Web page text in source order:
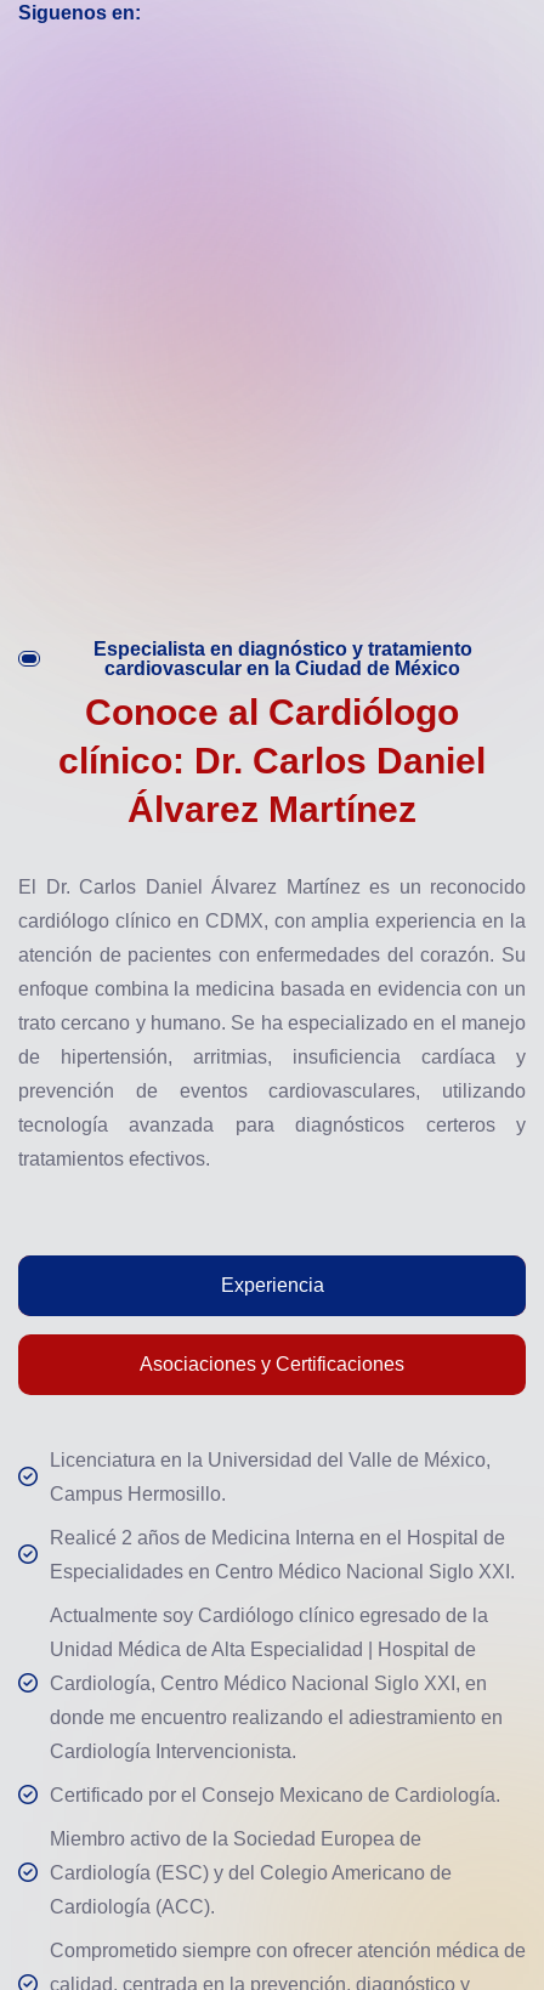
Siguenos en:
Especialista en diagnóstico y tratamiento
cardiovascular en la Ciudad de México
Conoce al Cardiólogo
clínico: Dr. Carlos Daniel
Álvarez Martínez
El Dr. Carlos Daniel Álvarez Martínez es un reconocido
cardiólogo clínico en CDMX, con amplia experiencia en la
atención de pacientes con enfermedades del corazón. Su
enfoque combina la medicina basada en evidencia con un
trato cercano y humano. Se ha especializado en el manejo
de hipertensión, arritmias, insuficiencia cardíaca y
prevención de eventos cardiovasculares, utilizando
tecnología avanzada para diagnósticos certeros y
tratamientos efectivos.
Experiencia
Asociaciones y Certificaciones
Licenciatura en la Universidad del Valle de México,
Campus Hermosillo.
Realicé 2 años de Medicina Interna en el Hospital de
Especialidades en Centro Médico Nacional Siglo XXI.
Actualmente soy Cardiólogo clínico egresado de la
Unidad Médica de Alta Especialidad | Hospital de
Cardiología, Centro Médico Nacional Siglo XXI, en
donde me encuentro realizando el adiestramiento en
Cardiología Intervencionista.
Certificado por el Consejo Mexicano de Cardiología.
Miembro activo de la Sociedad Europea de
Cardiología (ESC) y del Colegio Americano de
Cardiología (ACC).
Comprometido siempre con ofrecer atención médica de
calidad, centrada en la prevención, diagnóstico y